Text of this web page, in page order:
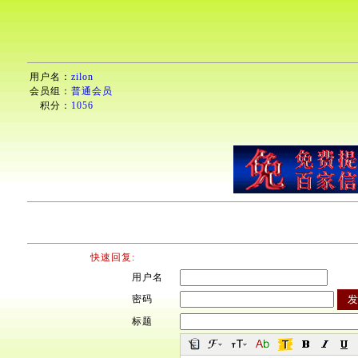
用户名： zilon
会员组： 普通会员
积分： 1056
快速回复:
用户名
密码
标题